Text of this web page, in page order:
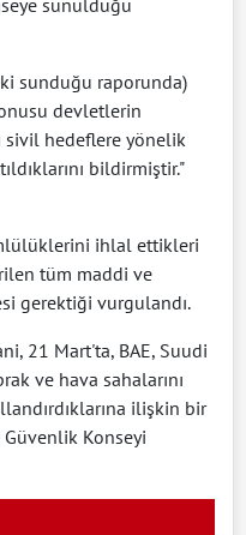
sunduğu raporunda)
devletlerin
sivil hedeflere yönelik
bildirmiştir."
ihlal ettikleri
tüm maddi ve
gerektiği vurgulandı.
21 Mart'ta, BAE, Suudi
ve hava sahalarını
ilişkin bir
Konseyi